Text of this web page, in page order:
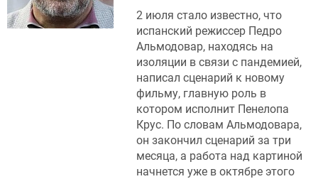
2 июля стало известно, что
испанский режиссер Педро
Альмодовар, находясь на
изоляции в связи с пандемией,
написал сценарий к новому
фильму, главную роль в
котором исполнит Пенелопа
Крус. По словам Альмодовара,
он закончил сценарий за три
месяца, а работа над картиной
начнется уже в октябре этого